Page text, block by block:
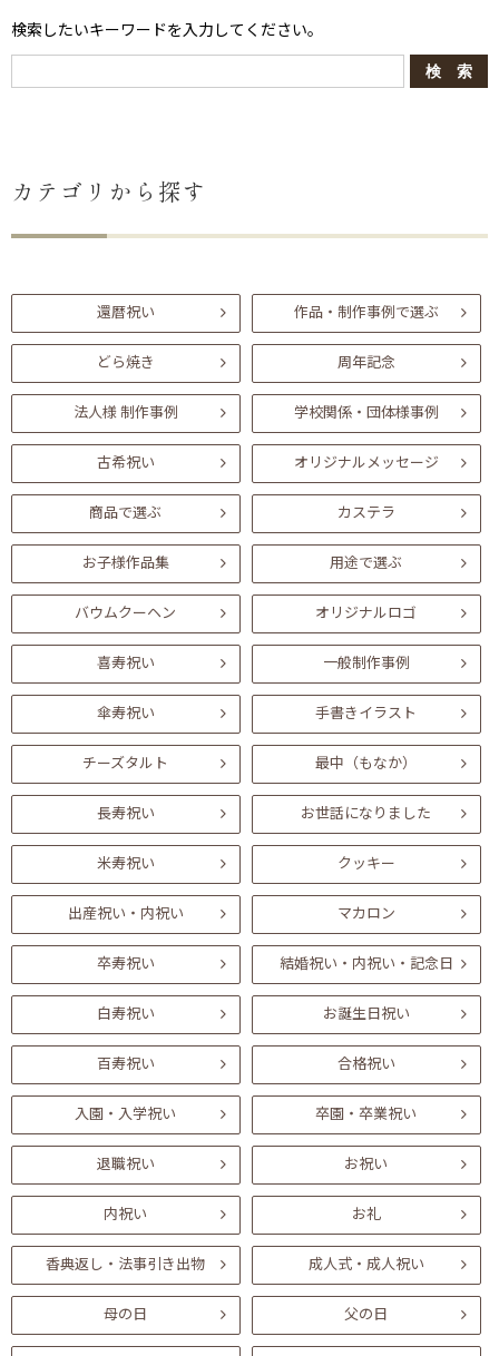
検索したいキーワードを入力してください。
カテゴリから探す
還暦祝い 作品・制作事例で選ぶ
どら焼き 周年記念
法人様 制作事例 学校関係・団体様事例
古希祝い オリジナルメッセージ
商品で選ぶ カステラ
お子様作品集 用途で選ぶ
バウムクーヘン オリジナルロゴ
喜寿祝い 一般制作事例
傘寿祝い 手書きイラスト
チーズタルト 最中（もなか）
長寿祝い お世話になりました
米寿祝い クッキー
出産祝い・内祝い マカロン
卒寿祝い 結婚祝い・内祝い・記念日
白寿祝い お誕生日祝い
百寿祝い 合格祝い
入園・入学祝い 卒園・卒業祝い
退職祝い お祝い
内祝い お礼
香典返し・法事引き出物 成人式・成人祝い
母の日 父の日